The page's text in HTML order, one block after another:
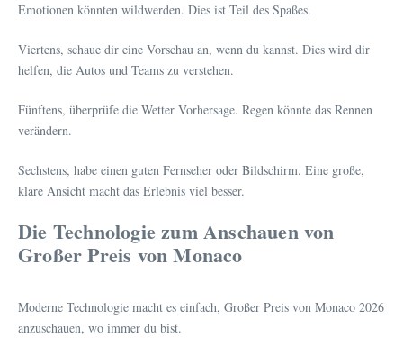
Emotionen könnten wildwerden. Dies ist Teil des Spaßes.
Viertens, schaue dir eine Vorschau an, wenn du kannst. Dies wird dir
helfen, die Autos und Teams zu verstehen.
Fünftens, überprüfe die Wetter Vorhersage. Regen könnte das Rennen
verändern.
Sechstens, habe einen guten Fernseher oder Bildschirm. Eine große,
klare Ansicht macht das Erlebnis viel besser.
Die Technologie zum Anschauen von
Großer Preis von Monaco
Moderne Technologie macht es einfach, Großer Preis von Monaco 2026
anzuschauen, wo immer du bist.